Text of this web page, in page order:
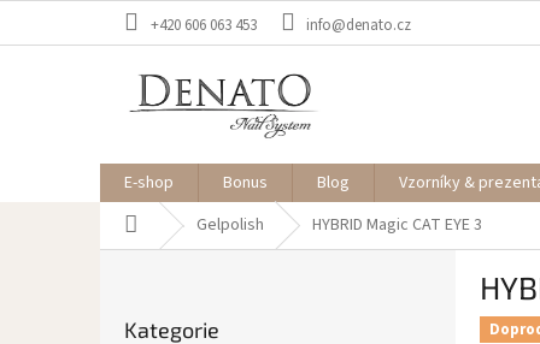
+420 606 063 453 info@denato.cz
E-shop Bonus Blog Vzorníky &
Domů Gelpolish HYBRID Magic CAT EYE 3
kategorie
Kategorie